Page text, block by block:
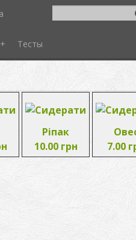
Тесты
Ріпак
10.00 грн
7.00